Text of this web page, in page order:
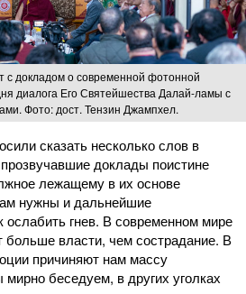
с докладом о современной фотонной
диалога Его Святейшества Далай-ламы с
Фото: дост. Тензин Джампхел.
сказать несколько слов в
доклады поистине
лежащему в их основе
нужны и дальнейшие
ослабить гнев. В современном мире
больше власти, чем сострадание. В
причиняют нам массу
беседуем, в других уголках